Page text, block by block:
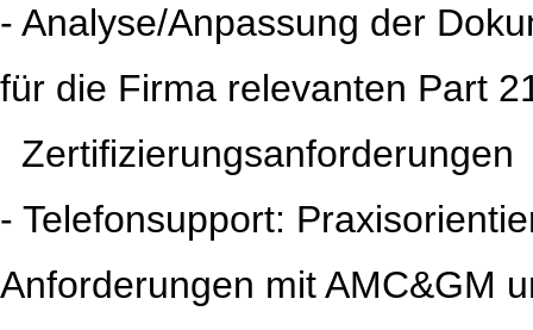
- Analyse/Anpassung der
für die Firma relevanten Part
Zertifizierungsanforderungen
- Telefonsupport:
Anforderungen mit AMC&GM